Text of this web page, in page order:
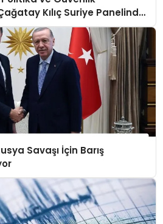
Kılıç Suriye Panelinde
Savaşı İçin Barış